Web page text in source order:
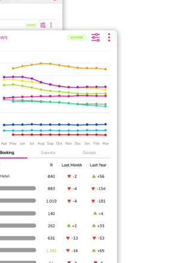
e Google, com a possibilidade de o comparar
importantes sobre as OTAs.
médio de venda para os próximos 90 dias,
percebida.
longo do tempo, oferecendo informações
e Expedia.
no mercado. Com as ferramentas
de crescimento.